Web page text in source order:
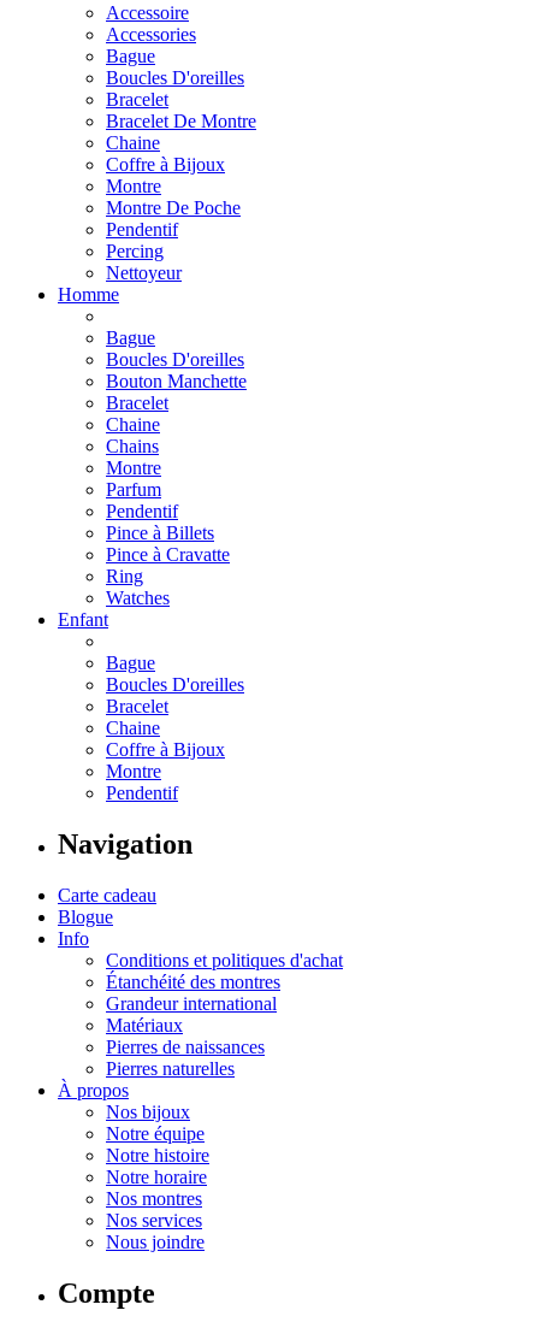
Accessoire
Accessories
Bague
Boucles D'oreilles
Bracelet
Bracelet De Montre
Chaine
Coffre à Bijoux
Montre
Montre De Poche
Pendentif
Percing
Nettoyeur
Homme
Bague
Boucles D'oreilles
Bouton Manchette
Bracelet
Chaine
Chains
Montre
Parfum
Pendentif
Pince à Billets
Pince à Cravatte
Ring
Watches
Enfant
Bague
Boucles D'oreilles
Bracelet
Chaine
Coffre à Bijoux
Montre
Pendentif
Navigation
Carte cadeau
Blogue
Info
Conditions et politiques d'achat
Étanchéité des montres
Grandeur international
Matériaux
Pierres de naissances
Pierres naturelles
À propos
Nos bijoux
Notre équipe
Notre histoire
Notre horaire
Nos montres
Nos services
Nous joindre
Compte